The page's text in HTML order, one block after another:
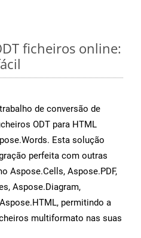
ficheiros online:
de conversão de
ODT para HTML
Esta solução
perfeita com outras
Aspose.Cells, Aspose.PDF,
Aspose.Diagram,
permitindo a
multiformato nas suas